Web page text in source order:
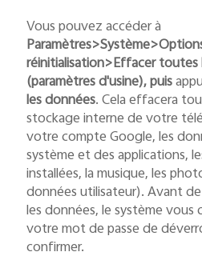
Vous pouvez accéder à
réinitialisation>Effacer toutes
(paramètres d'usine), puis
les données. Cela effacera
stockage interne de votre
votre compte Google, les
système et des applications,
installées, la musique, les
données utilisateur). Avant
les données, le système vous
votre mot de passe de
confirmer.